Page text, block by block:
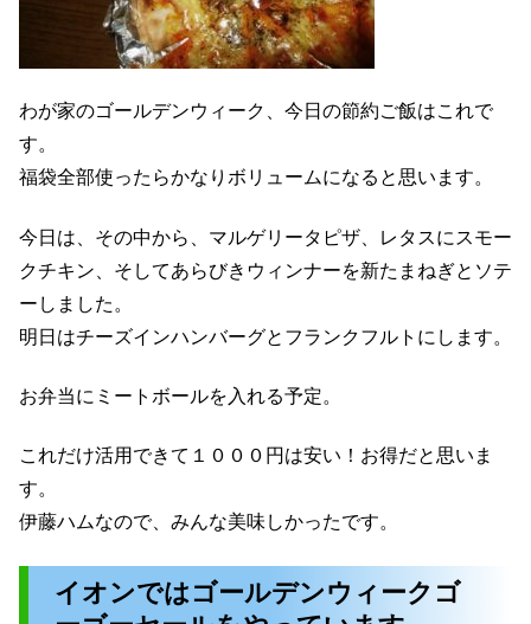
わが家のゴールデンウィーク、今日の節約ご飯はこれで
す。
福袋全部使ったらかなりボリュームになると思います。
今日は、その中から、マルゲリータピザ、レタスにスモー
クチキン、そしてあらびきウィンナーを新たまねぎとソテ
ーしました。
明日はチーズインハンバーグとフランクフルトにします。
お弁当にミートボールを入れる予定。
これだけ活用できて１０００円は安い！お得だと思いま
す。
伊藤ハムなので、みんな美味しかったです。
イオンではゴールデンウィークゴ